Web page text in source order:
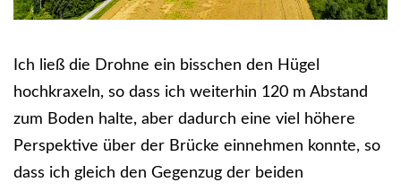
Ich ließ die Drohne ein bisschen den Hügel
hochkraxeln, so dass ich weiterhin 120 m Abstand
zum Boden halte, aber dadurch eine viel höhere
Perspektive über der Brücke einnehmen konnte, so
dass ich gleich den Gegenzug der beiden